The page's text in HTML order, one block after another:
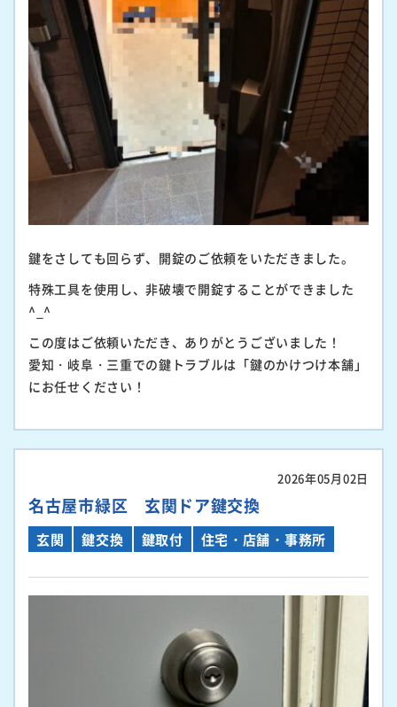
鍵をさしても回らず、開錠のご依頼をいただきました。
特殊工具を使用し、非破壊で開錠することができました
^_^
この度はご依頼いただき、ありがとうございました！
愛知・岐阜・三重での鍵トラブルは「鍵のかけつけ本舗」
にお任せください！
2026年05月02日
名古屋市緑区 玄関ドア鍵交換
玄関 鍵交換 鍵取付 住宅・店舗・事務所